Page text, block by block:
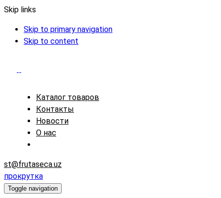
Skip links
Skip to primary navigation
Skip to content
Каталог товаров
Контакты
Новости
О нас
st@frutaseca.uz
прокрутка
Toggle navigation